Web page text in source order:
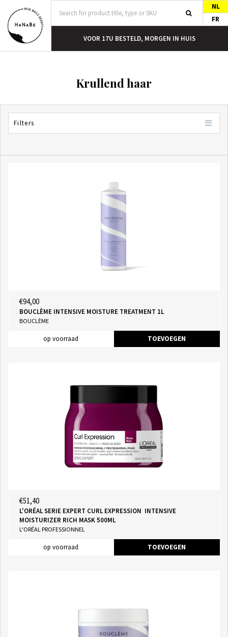
NL
FR
VOOR 17U BESTELD, MORGEN IN HUIS
Krullend haar
Filters
€94,00
BOUCLÈME INTENSIVE MOISTURE TREATMENT 1L
BOUCLÈME
op voorraad TOEVOEGEN
€51,40
L'ORÉAL SERIE EXPERT CURL EXPRESSION INTENSIVE
MOISTURIZER RICH MASK 500ML
L'ORÉAL PROFESSIONNEL
op voorraad TOEVOEGEN